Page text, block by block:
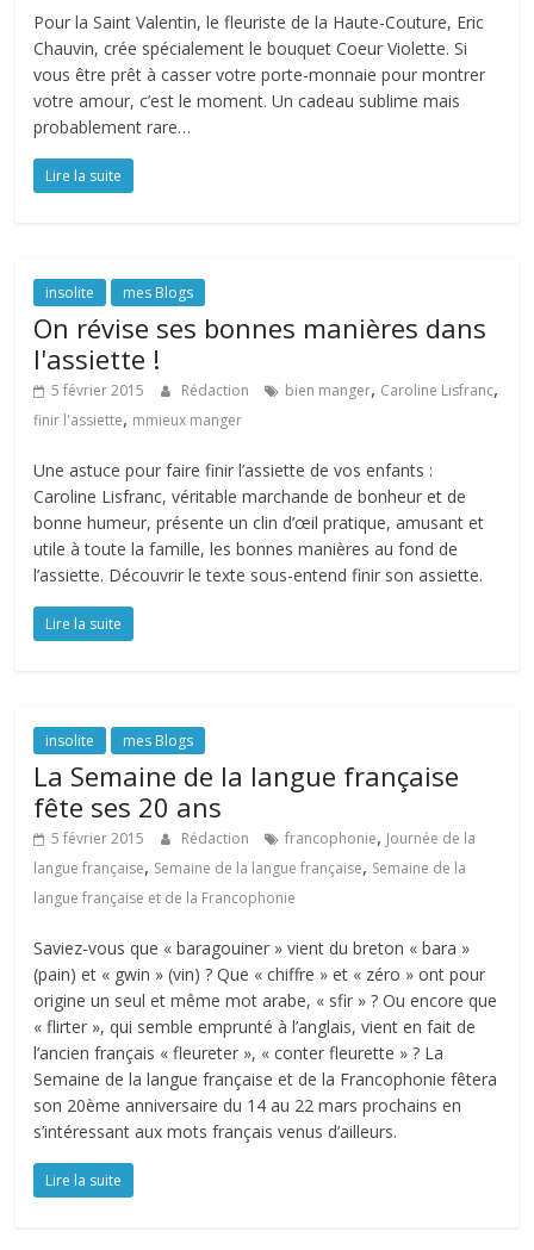
Pour la Saint Valentin, le fleuriste de la Haute-Couture, Eric
Chauvin, crée spécialement le bouquet Coeur Violette. Si
vous être prêt à casser votre porte-monnaie pour montrer
votre amour, c’est le moment. Un cadeau sublime mais
probablement rare…
Lire la suite
insolite mes Blogs
On révise ses bonnes manières dans
l'assiette !
5 février 2015 Rédaction bien manger, Caroline Lisfranc,
finir l'assiette, mmieux manger
Une astuce pour faire finir l’assiette de vos enfants :
Caroline Lisfranc, véritable marchande de bonheur et de
bonne humeur, présente un clin d’œil pratique, amusant et
utile à toute la famille, les bonnes manières au fond de
l’assiette. Découvrir le texte sous-entend finir son assiette.
Lire la suite
insolite mes Blogs
La Semaine de la langue française
fête ses 20 ans
5 février 2015 Rédaction francophonie, Journée de la
langue française, Semaine de la langue française, Semaine de la
langue française et de la Francophonie
Saviez-vous que « baragouiner » vient du breton « bara »
(pain) et « gwin » (vin) ? Que « chiffre » et « zéro » ont pour
origine un seul et même mot arabe, « sfir » ? Ou encore que
« flirter », qui semble emprunté à l’anglais, vient en fait de
l’ancien français « fleureter », « conter fleurette » ? La
Semaine de la langue française et de la Francophonie fêtera
son 20ème anniversaire du 14 au 22 mars prochains en
s’intéressant aux mots français venus d’ailleurs.
Lire la suite